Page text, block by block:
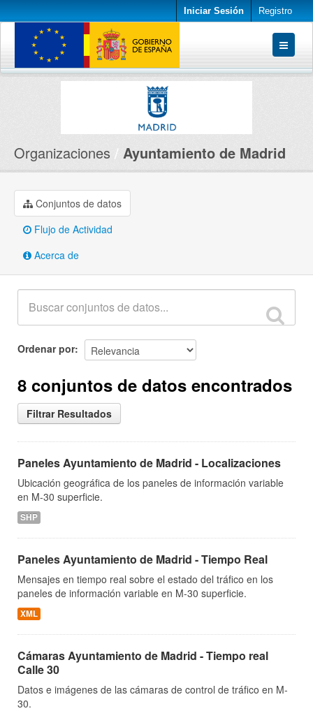
Iniciar Sesión Registro
Conjuntos de datos
Organizaciones Ayuntamiento de Madrid
Conjuntos de datos
Flujo de Actividad
Acerca de
Ordenar por
8 conjuntos de datos encontrados
Filtrar Resultados
Paneles Ayuntamiento de Madrid - Localizaciones
Ubicación geográfica de los paneles de información variable
en M-30 superficie.
SHP
Paneles Ayuntamiento de Madrid - Tiempo Real
Mensajes en tiempo real sobre el estado del tráfico en los
paneles de información variable en M-30 superficie.
XML
Cámaras Ayuntamiento de Madrid - Tiempo real
Calle 30
Datos e imágenes de las cámaras de control de tráfico en M-
30.